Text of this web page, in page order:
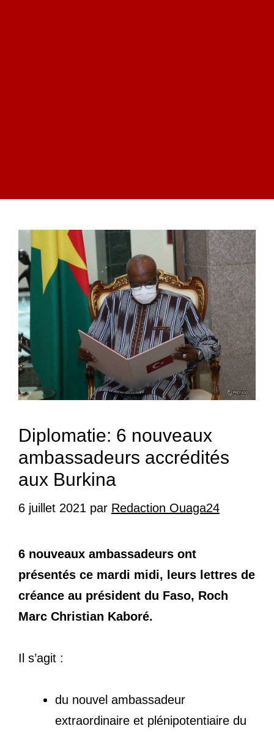
Diplomatie: 6 nouveaux
ambassadeurs accrédités
aux Burkina
6 juillet 2021 par Redaction Ouaga24
6 nouveaux ambassadeurs ont
présentés ce mardi midi, leurs lettres de
créance au président du Faso, Roch
Marc Christian Kaboré.
Il s’agit :
du nouvel ambassadeur
extraordinaire et plénipotentiaire du